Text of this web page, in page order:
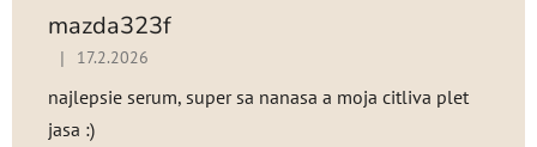
o
t
n
í
mazda323f
Hodnotenie produktu je 5 z 5 hviezdičiek.
| 17.2.2026
najlepsie serum, super sa nanasa a moja citliva plet
jasa :)